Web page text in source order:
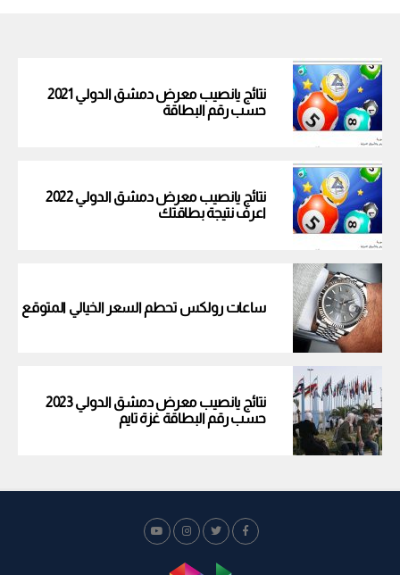
نتائج يانصيب معرض دمشق الدولي 2021
حسب رقم البطاقة
نتائج يانصيب معرض دمشق الدولي 2022
اعرف نتيجة بطاقتك
ساعات رولكس تحطم السعر الخيالي المتوقع
نتائج يانصيب معرض دمشق الدولي 2023
حسب رقم البطاقة غزة تايم